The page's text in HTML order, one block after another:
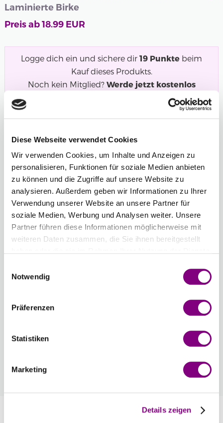
Diese Webseite verwendet Cookies
Wir verwenden Cookies, um Inhalte und Anzeigen zu
personalisieren, Funktionen für soziale Medien anbieten
zu können und die Zugriffe auf unsere Website zu
analysieren. Außerdem geben wir Informationen zu Ihrer
Verwendung unserer Website an unsere Partner für
soziale Medien, Werbung und Analysen weiter. Unsere
Partner führen diese Informationen möglicherweise mit
weiteren Daten zusammen, die Sie ihnen bereitgestellt
Notwendig
Präferenzen
Statistiken
Marketing
Details zeigen
Laminierte Birke
Preis ab18.99EUR
Logge dich ein und sichere dir 19 Punkte beim
Kauf dieses Produkts.
Noch kein Mitglied? Werde jetzt kostenlos
Mitglied und starte mit dem Punktesammeln!
Symfonie Rundstricknadeln in Regenbogenfarben aus
Länge Stärke
9,00 mm
Anzahl
Mitglied werden Sie ganz einfach an der
automatisch an der Kasse.